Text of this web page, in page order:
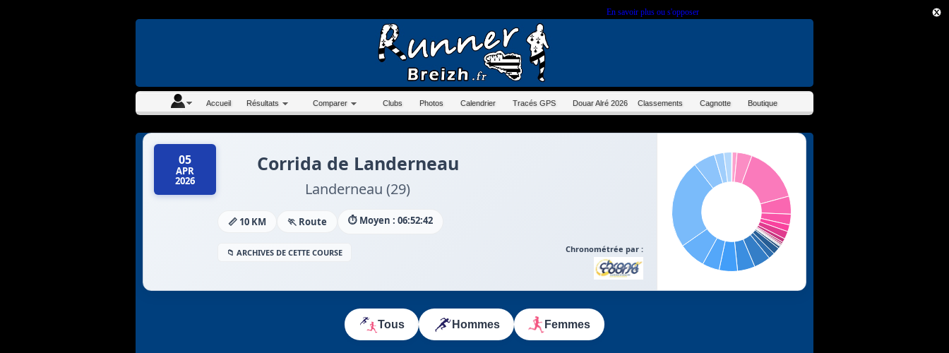
En savoir plus ou s'opposer.
Accueil Résultats Comparer Clubs Photos Calendrier Tracés GPS Douar Alré 2026 Classements Cagnotte Boutique
05
APR
2026
Corrida de Landerneau
Landerneau (29)
📏 10 KM 🏃 Route ⏱️ Moyen : 06:52:42
📁 ARCHIVES DE CETTE COURSE Chronométrée par :
Tous Hommes Femmes